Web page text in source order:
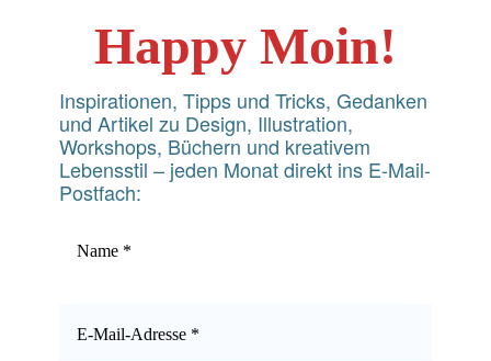
Happy Moin!
Inspirationen, Tipps und Tricks, Gedanken
und Artikel zu Design, Illustration,
Workshops, Büchern und kreativem
Lebensstil – jeden Monat direkt ins E-Mail-
Postfach: